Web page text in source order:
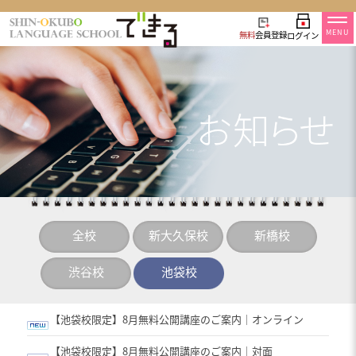
無料会員登録ログイン MENU
全校 新大久保校 新橋校
渋谷校 池袋校
【池袋校限定】8月無料公開講座のご案内｜オンライン
【池袋校限定】8月無料公開講座のご案内｜対面